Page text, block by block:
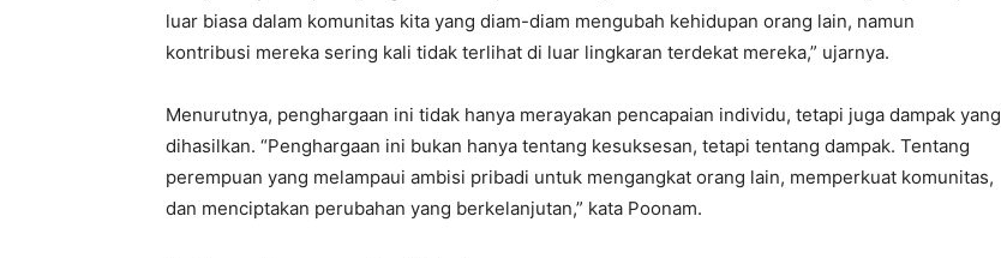
luar biasa dalam komunitas kita yang diam-diam mengubah kehidupan orang lain, namun
kontribusi mereka sering kali tidak terlihat di luar lingkaran terdekat mereka,” ujarnya.
Menurutnya, penghargaan ini tidak hanya merayakan pencapaian individu, tetapi juga dampak yang
dihasilkan. “Penghargaan ini bukan hanya tentang kesuksesan, tetapi tentang dampak. Tentang
perempuan yang melampaui ambisi pribadi untuk mengangkat orang lain, memperkuat komunitas,
dan menciptakan perubahan yang berkelanjutan,” kata Poonam.